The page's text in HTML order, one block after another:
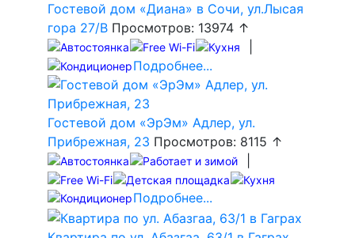
Гостевой дом «Диана» в Сочи, ул.Лысая
гора 27/В Просмотров: 13974 ↑
Подробнее...
Гостевой дом «ЭрЭм» Адлер, ул.
Прибрежная, 23 Просмотров: 8115 ↑
Подробнее...